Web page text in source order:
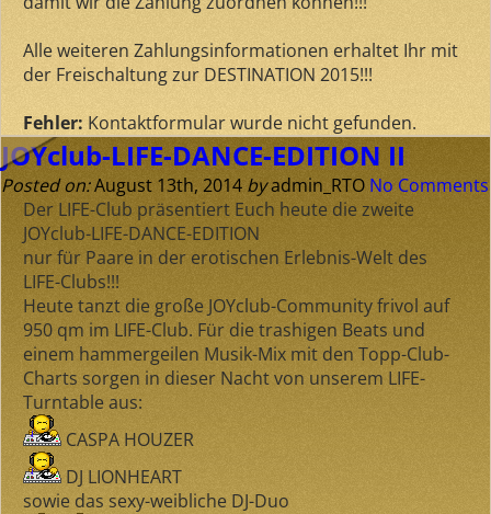
Alle weiteren Zahlungsinformationen erhaltet Ihr mit
der Freischaltung zur DESTINATION 2015!!!
Fehler: Kontaktformular wurde nicht gefunden.
JOYclub-LIFE-DANCE-EDITION II
Posted on:August 13th, 2014 byadmin_RTO No Comments
Der LIFE-Club präsentiert Euch heute die zweite
JOYclub-LIFE-DANCE-EDITION
nur für Paare in der erotischen Erlebnis-Welt des
LIFE-Clubs!!!
Heute tanzt die große JOYclub-Community frivol auf
950 qm im LIFE-Club. Für die trashigen Beats und
einem hammergeilen Musik-Mix mit den Topp-Club-
Charts sorgen in dieser Nacht von unserem LIFE-
Turntable aus:
CASPA HOUZER
DJ LIONHEART
sowie das sexy-weibliche DJ-Duo